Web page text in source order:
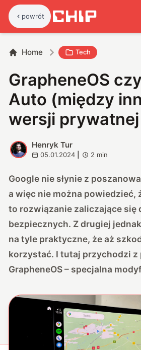
powrót
Home Tech
GrapheneOS
Auto (między
wersji prywatnej
H
Henryk Tur
05.01.2024 2 min
Google nie słynie z
a więc nie można powiedzieć,
to rozwiązanie zaliczające się
bezpiecznych. Z drugiej
na tyle praktyczne, że aż
korzystać. I tutaj przychodzi z
GrapheneOS – specjalna